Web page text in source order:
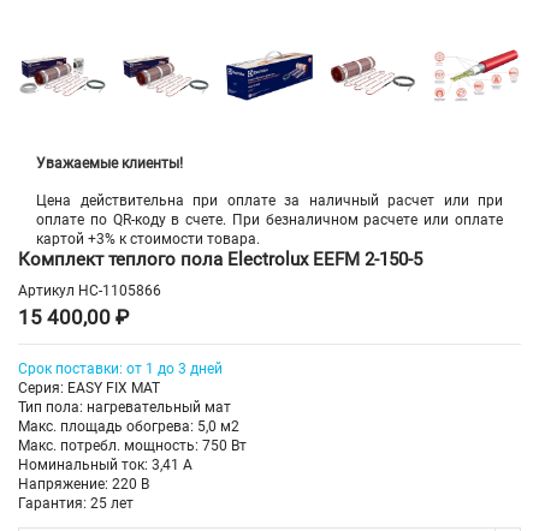
Уважаемые клиенты!
Цена действительна при оплате за наличный расчет или при
оплате по QR-коду в счете. При безналичном расчете или оплате
картой +3% к стоимости товара.
Комплект теплого пола Electrolux EEFM 2-150-5
Артикул НС-1105866
15 400,00 ₽
Срок поставки: от 1 до 3 дней
Серия: EASY FIX MAT
Тип пола: нагревательный мат
Макс. площадь обогрева: 5,0 м2
Макс. потребл. мощность: 750 Вт
Номинальный ток: 3,41 А
Напряжение: 220 В
Гарантия: 25 лет